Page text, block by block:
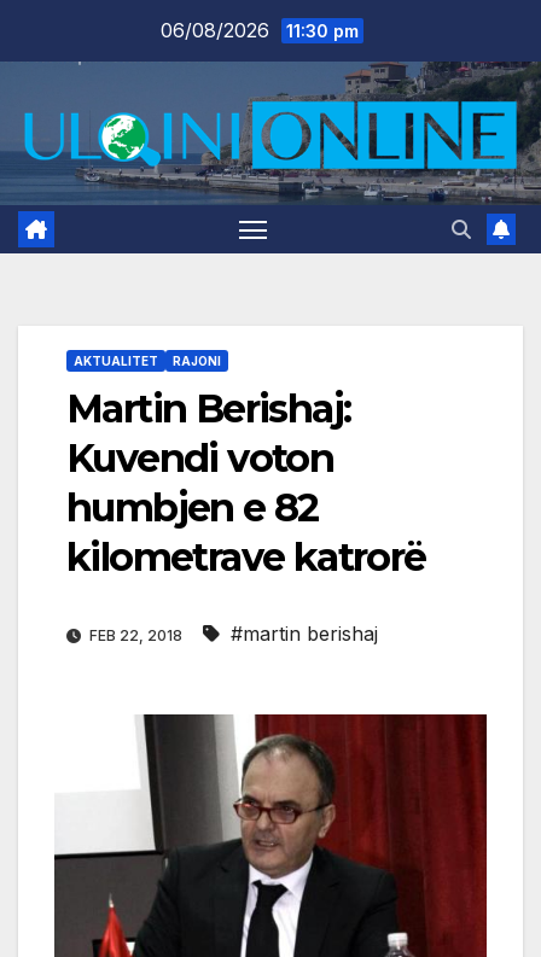
06/08/2026 11:30 pm
AKTUALITET RAJONI
Martin Berishaj:
Kuvendi voton
humbjen e 82
kilometrave katrorë
FEB 22, 2018 #martin berishaj